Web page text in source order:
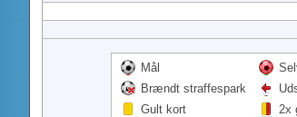
Mål
Brændt straffespark
Gult kort
2x